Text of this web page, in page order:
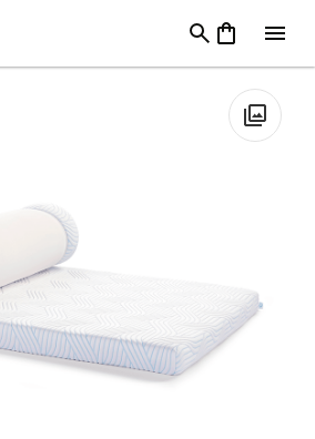
Topmadrasser & Madrasser I
SmartCool Topmadras
🔍